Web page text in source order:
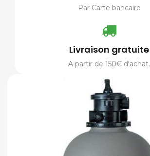
Par Carte bancaire
Livraison gratuite
A partir de 150€ d'achat.